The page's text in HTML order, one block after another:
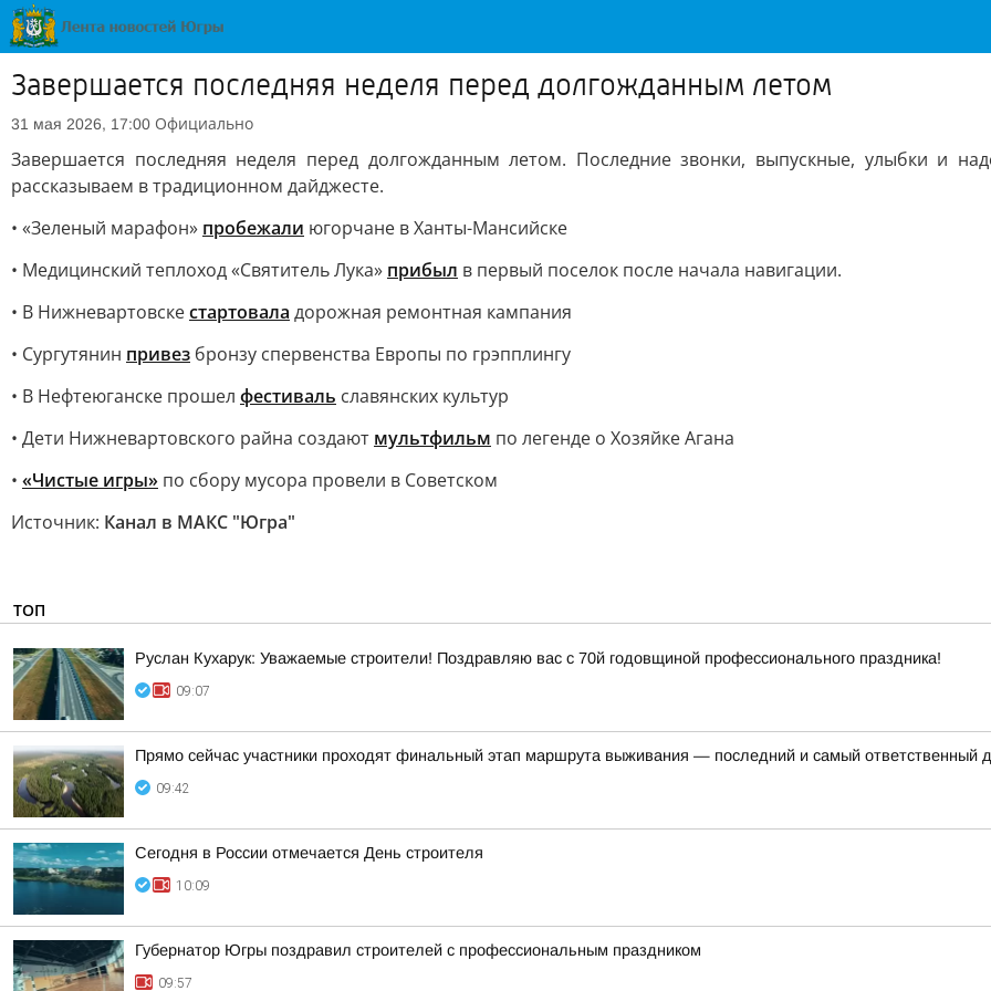
Завершается последняя неделя перед долгожданным летом
31 мая 2026, 17:00 Официально
Завершается последняя неделя перед долгожданным летом. Последние звонки, выпускные, улыбки и
рассказываем в традиционном дайджесте.
• «Зеленый марафон» пробежали югорчане в Ханты-Мансийске
• Медицинский теплоход «Святитель Лука» прибыл в первый поселок после начала навигации.
• В Нижневартовскестартовала дорожная ремонтная кампания
• Сургутянин привез бронзу спервенства Европы по грэпплингу
• В Нефтеюганске прошел фестиваль славянских культур
• Дети Нижневартовского райна создают мультфильм по легенде о Хозяйке Агана
• «Чистые игры» по сбору мусора провели в Советском
Источник: Канал в МАКС "Югра"
ТОП
Руслан Кухарук: Уважаемые строители! Поздравляю вас с 70й годовщиной профессионального праздника!
09:07
Прямо сейчас участники проходят финальный этап маршрута выживания — последний и самый ответственный
09:42
Сегодня в России отмечается День строителя
10:09
Губернатор Югры поздравил строителей с профессиональным праздником
09:57